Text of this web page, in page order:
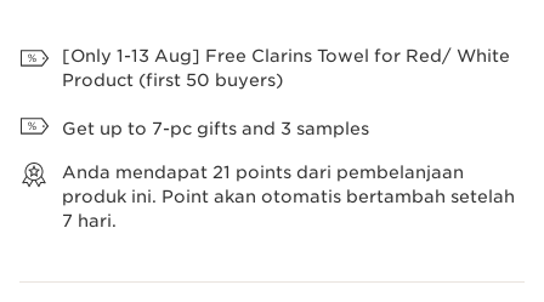
[Only 1-13 Aug] Free Clarins Towel for Red/ White
Product (first 50 buyers)
Get up to 7-pc gifts and 3 samples
Anda mendapat 21 points dari pembelanjaan
produk ini. Point akan otomatis bertambah setelah
7 hari.